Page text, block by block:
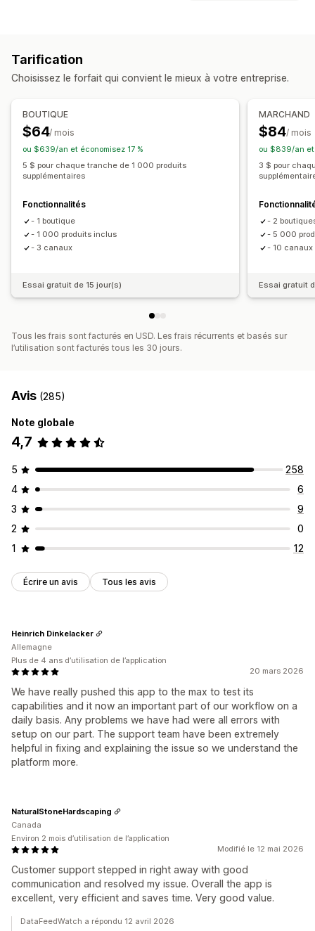
Synchronisation des produits
Tarification
Choisissez le forfait qui convient le mieux à votre entreprise.
BOUTIQUE
$64/ mois
ou $639/an et économisez 17 %
5 $ pour chaque tranche de 1 000 produits
supplémentaires
Fonctionnalités
- 1 boutique
- 1 000 produits inclus
- 3 canaux
Essai gratuit de 15 jour(s)
MARCHAND
$84/ mois
ou $839/an et
3 $ pour
- 2
- 5 000
- 10 canaux
Essai gratuit
Tous les frais sont facturés en USD. Les frais récurrents et basés sur
l’utilisation sont facturés tous les 30 jours.
Avis (285)
Note globale
4,7
5
258
4
6
3
9
2
0
1
12
Écrire un avis Tous les avis
20 mars 2026
We have really pushed this app to the max to test its
capabilities and it now an important part of our workflow on a
daily basis. Any problems we have had were all errors with
setup on our part. The support team have been extremely
helpful in fixing and explaining the issue so we understand the
platform more.
Heinrich Dinkelacker
Allemagne
Plus de 4 ans d’utilisation de l’application
Modifié le 12 mai 2026
Customer support stepped in right away with good
communication and resolved my issue. Overall the app is
excellent, very efficient and saves time. Very good value.
NaturalStoneHardscaping
Canada
Environ 2 mois d’utilisation de l’application
DataFeedWatch a répondu 12 avril 2026